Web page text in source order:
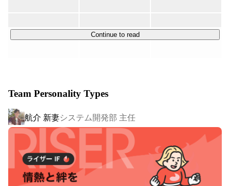
もあります！）
いした際に色々とお話しできればと思います。）
Continue to read
Team Personality Types
航介 新妻システム開発部 主任